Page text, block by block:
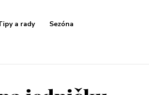
a rady Sezóna